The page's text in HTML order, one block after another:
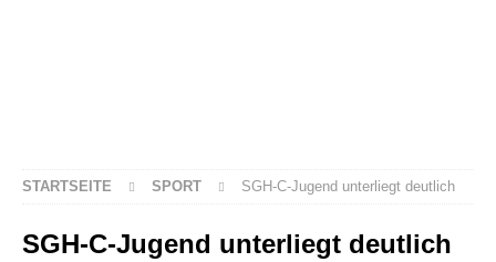
STARTSEITE SPORT SGH-C-Jugend unterliegt deutlich
SGH-C-Jugend unterliegt deutlich